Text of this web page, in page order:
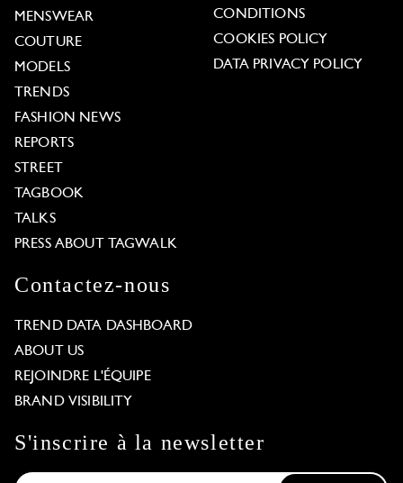
MENSWEAR
COUTURE
MODELS
TRENDS
FASHION NEWS
REPORTS
STREET
TAGBOOK
TALKS
PRESS ABOUT TAGWALK
CONDITIONS
COOKIES POLICY
DATA PRIVACY POLICY
Contactez-nous
TREND DATA DASHBOARD
ABOUT US
REJOINDRE L'ÉQUIPE
BRAND VISIBILITY
S'inscrire à la newsletter